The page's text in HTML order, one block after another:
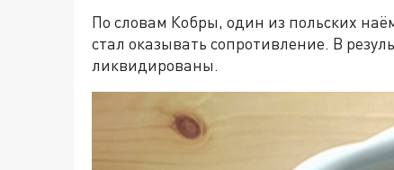
По словам Кобры, один из польских
стал оказывать сопротивление. В
ликвидированы.